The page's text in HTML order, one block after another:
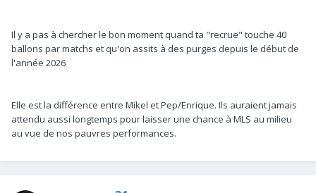
Il y a pas à chercher le bon moment quand ta "recrue" touche 40
ballons par matchs et qu'on assits à des purges depuis le début de
l'année 2026
Elle est la différence entre Mikel et Pep/Enrique. Ils auraient jamais
attendu aussi longtemps pour laisser une chance à MLS au milieu
au vue de nos pauvres performances.